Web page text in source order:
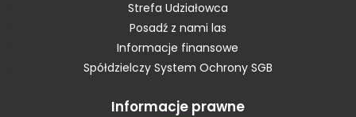
Strefa Udziałowca
Posadź z nami las
Informacje finansowe
Spółdzielczy System Ochrony SGB
Informacje prawne